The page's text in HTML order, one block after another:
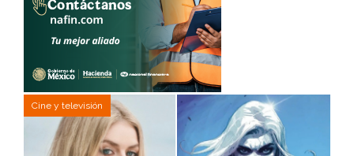
Cine y televisión